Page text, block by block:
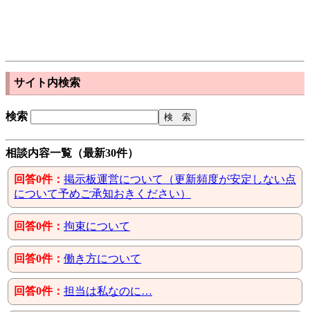
サイト内検索
検索
相談内容一覧（最新30件）
回答0件： 掲示板運営について（更新頻度が安定しない点
について予めご承知おきください）
回答0件： 拘束について
回答0件： 働き方について
回答0件： 担当は私なのに…